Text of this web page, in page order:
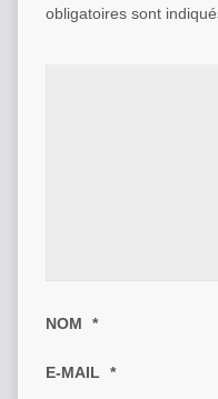
obligatoires sont
NOM *
E-MAIL *